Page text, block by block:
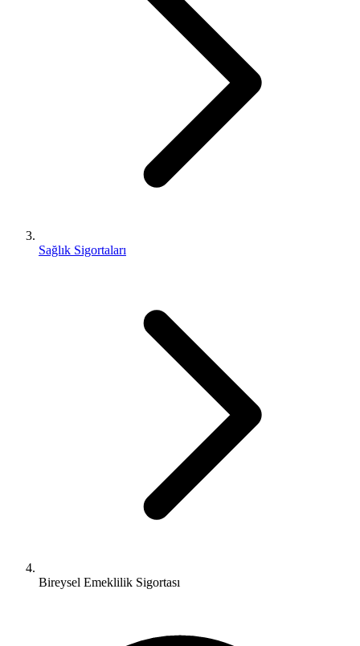
Sağlık Sigortaları
Bireysel Emeklilik Sigortası